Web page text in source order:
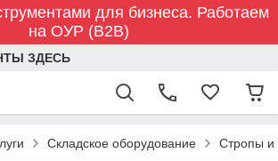
для бизнеса. Работаем
на ОУР (B2B)
ЗДЕСЬ
Складское оборудование Стропы и